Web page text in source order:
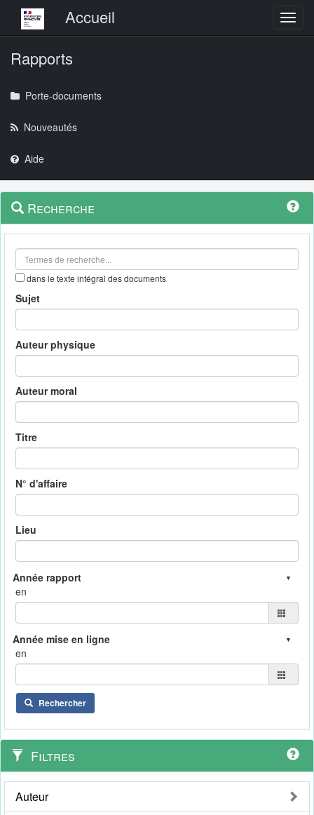
Menu principalAccueil
Rapports
Porte-documents
Nouveautés
Aide
Navigation
outils
Menu
contextuel
Recherche
dans le texte intégral des documents
Sujet
Auteur physique
Auteur moral
Titre
N° d'affaire
Lieu
en
en
Rechercher
Filtres
Auteur